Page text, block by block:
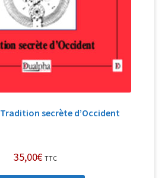
secrète d’Occident
35,00€ TTC